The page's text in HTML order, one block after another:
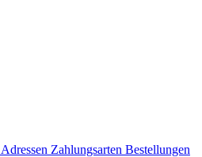
Adressen Zahlungsarten Bestellungen